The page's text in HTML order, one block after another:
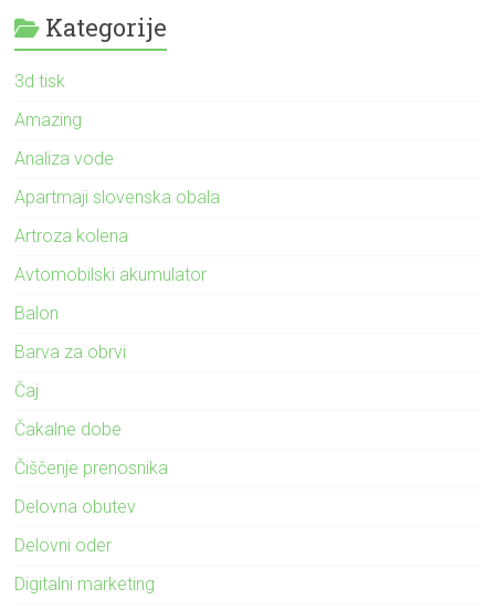
Kategorije
3d tisk
Amazing
Analiza vode
Apartmaji slovenska obala
Artroza kolena
Avtomobilski akumulator
Balon
Barva za obrvi
Čaj
Čakalne dobe
Čiščenje prenosnika
Delovna obutev
Delovni oder
Digitalni marketing